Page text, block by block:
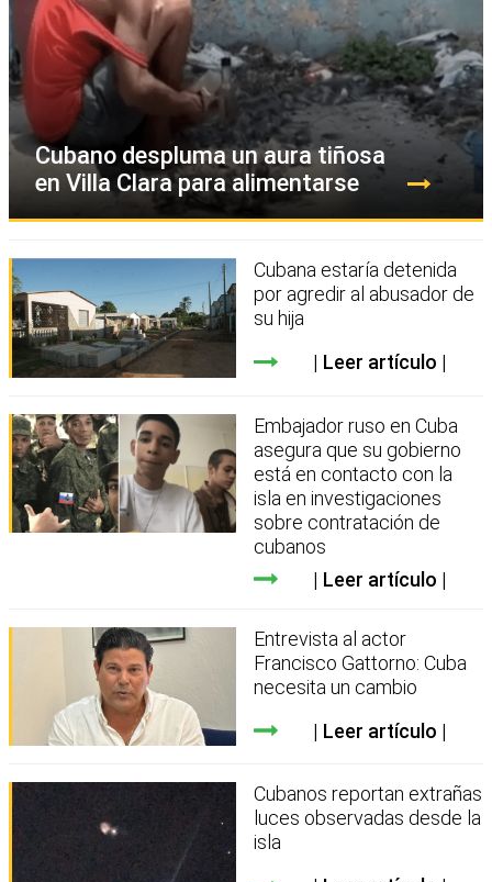
Cubano despluma un aura tiñosa
en Villa Clara para alimentarse
Cubana estaría detenida
por agredir al abusador de
su hija
Leer artículo
Embajador ruso en Cuba
asegura que su gobierno
está en contacto con la
isla en investigaciones
sobre contratación de
cubanos
Leer artículo
Entrevista al actor
Francisco Gattorno: Cuba
necesita un cambio
Leer artículo
Cubanos reportan extrañas
luces observadas desde la
isla